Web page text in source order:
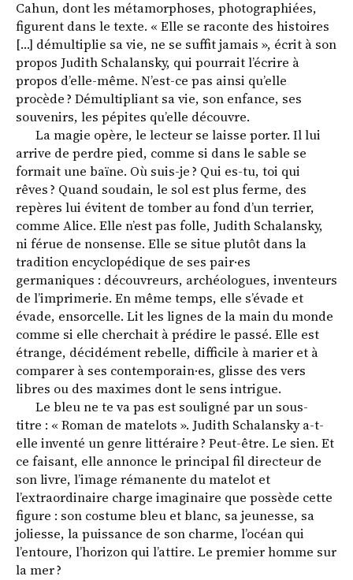
Cahun, dont les métamorphoses, photographiées,
figurent dans le texte. « Elle se raconte des histoires
[…] démultiplie sa vie, ne se suffit jamais », écrit à son
propos Judith Schalansky, qui pourrait l’écrire à
propos d’elle-même. N’est-ce pas ainsi qu’elle
procède ? Démultipliant sa vie, son enfance, ses
souvenirs, les pépites qu’elle découvre.
La magie opère, le lecteur se laisse porter. Il lui
arrive de perdre pied, comme si dans le sable se
formait une baïne. Où suis-je ? Qui es-tu, toi qui
rêves ? Quand soudain, le sol est plus ferme, des
repères lui évitent de tomber au fond d’un terrier,
comme Alice. Elle n’est pas folle, Judith Schalansky,
ni férue de nonsense. Elle se situe plutôt dans la
tradition encyclopédique de ses pair·es
germaniques : découvreurs, archéologues, inventeurs
de l’imprimerie. En même temps, elle s’évade et
évade, ensorcelle. Lit les lignes de la main du monde
comme si elle cherchait à prédire le passé. Elle est
étrange, décidément rebelle, difficile à marier et à
comparer à ses contemporain·es, glisse des vers
libres ou des maximes dont le sens intrigue.
Le bleu ne te va pas est souligné par un sous-
titre : « Roman de matelots ». Judith Schalansky a-t-
elle inventé un genre littéraire ? Peut-être. Le sien. Et
ce faisant, elle annonce le principal fil directeur de
son livre, l’image rémanente du matelot et
l’extraordinaire charge imaginaire que possède cette
figure : son costume bleu et blanc, sa jeunesse, sa
joliesse, la puissance de son charme, l’océan qui
l’entoure, l’horizon qui l’attire. Le premier homme sur
la mer ?